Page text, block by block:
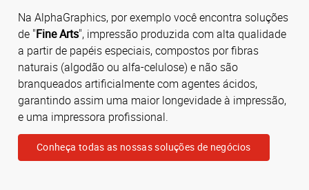
Na AlphaGraphics, por exemplo você encontra soluções
de "Fine Arts", impressão produzida com alta qualidade
a partir de papéis especiais, compostos por fibras
naturais (algodão ou alfa-celulose) e não são
branqueados artificialmente com agentes ácidos,
garantindo assim uma maior longevidade à impressão,
e uma impressora profissional.
Conheça todas as nossas soluções de negócios